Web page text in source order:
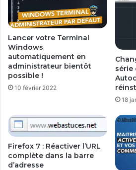
Lancer votre Terminal
Windows
automatiquement en
administrateur bientôt
possible !
10 février 2022
série
18
Firefox 7 : Réactiver l’URL
complète dans la barre
d’adresse